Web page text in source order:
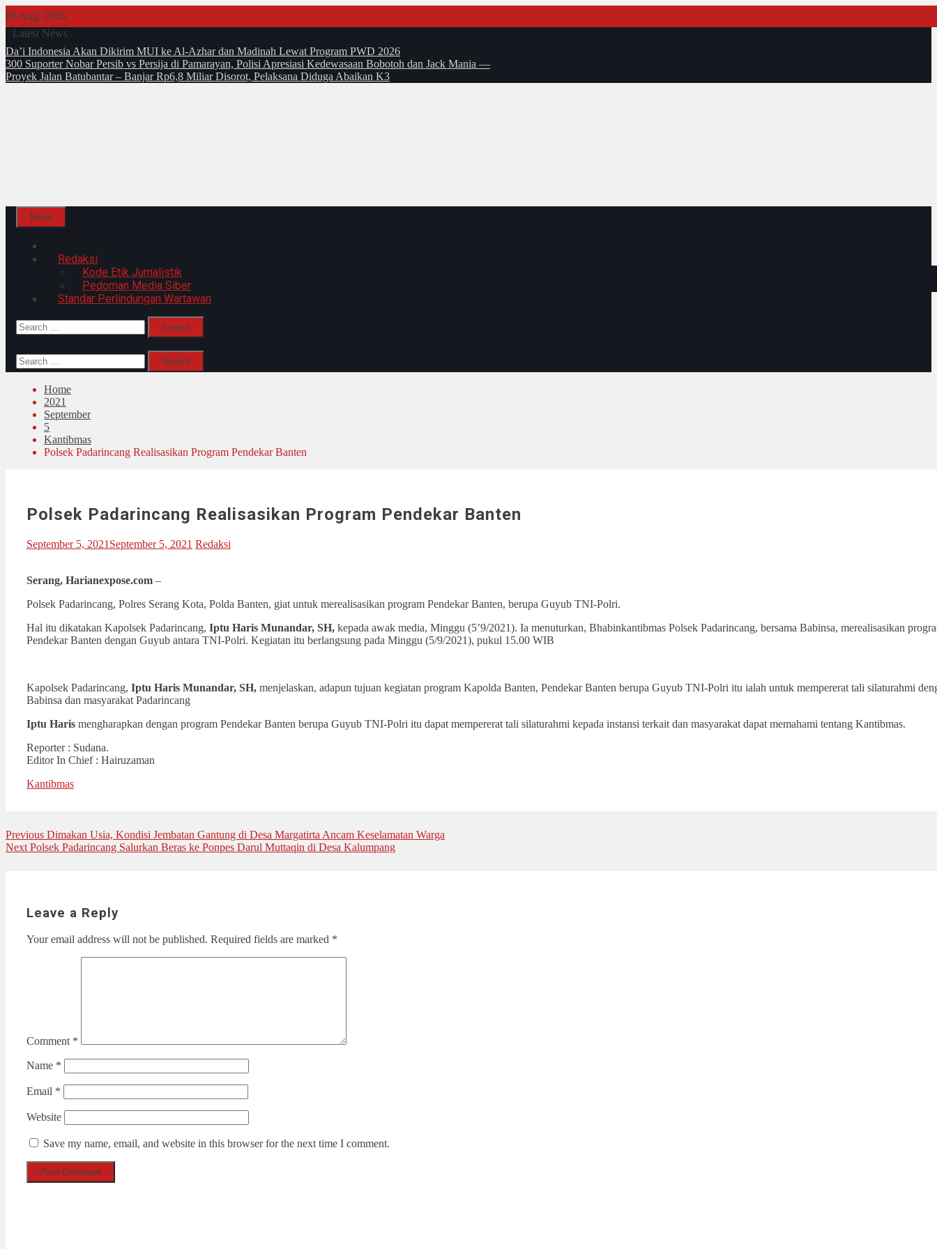
Skip
to
content
06 Aug, 2026
Latest News
Da’i Indonesia Akan Dikirim MUI ke Al-Azhar dan Madinah Lewat Program PWD 2026
300 Suporter Nobar Persib vs Persija di Pamarayan, Polisi Apresiasi Kedewasaan Bobotoh dan Jack Mania —
Proyek Jalan Batubantar – Banjar Rp6,8 Miliar Disorot, Pelaksana Diduga Abaikan K3
Menu
Redaksi
Kode Etik Jurnalistik
Pedoman Media Siber
Standar Perlindungan Wartawan
Search
for:
Search
for:
Home
2021
September
5
Kantibmas
Polsek Padarincang Realisasikan Program Pendekar Banten
Polsek Padarincang Realisasikan Program Pendekar Banten
September 5, 2021 September 5, 2021 Redaksi
Serang, Harianexpose.com –
Polsek Padarincang, Polres Serang Kota, Polda Banten, giat untuk merealisasikan program Pendekar Banten, berupa Guyub TNI-Polri.
Hal itu dikatakan Kapolsek Padarincang, Iptu Haris Munandar, SH, kepada awak media, Minggu (5’9/2021). Ia menuturkan, Bhabinkantibmas Polsek Padarincang, bersama Babinsa, merealisasikan
Pendekar Banten dengan Guyub antara TNI-Polri. Kegiatan itu berlangsung pada Minggu (5/9/2021), pukul 15.00 WIB
Kapolsek Padarincang, Iptu Haris Munandar, SH, menjelaskan, adapun tujuan kegiatan program Kapolda Banten, Pendekar Banten berupa Guyub TNI-Polri itu ialah untuk mempererat tali silaturahmi
Babinsa dan masyarakat Padarincang
Iptu Haris mengharapkan dengan program Pendekar Banten berupa Guyub TNI-Polri itu dapat mempererat tali silaturahmi kepada instansi terkait dan masyarakat dapat memahami tentang Kantibmas.
Reporter : Sudana.
Editor In Chief : Hairuzaman
Kantibmas
Post
navigation
Previous Previous
post:
Dimakan Usia, Kondisi Jembatan Gantung di Desa Margatirta Ancam Keselamatan Warga
Next Next
Polsek Padarincang Salurkan Beras ke Ponpes Darul Muttaqin di Desa Kalumpang
Leave a Reply
Your email address will not be published. Required fields are marked *
Comment *
Name *
Email *
Website
Save my name, email, and website in this browser for the next time I comment.